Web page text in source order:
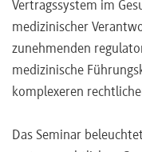
Vertragssystem im
medizinischer
zunehmenden
medizinische
komplexeren
Das Seminar